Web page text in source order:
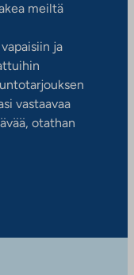
meiltä
ja
vastaavaa
otathan